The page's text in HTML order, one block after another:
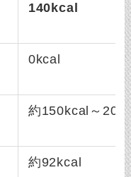
140kcal
0kcal
約150kcal～
約92kcal